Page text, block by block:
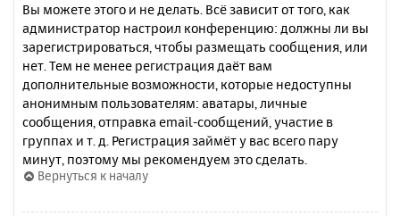
Вы можете этого и не делать. Всё зависит от того, как
администратор настроил конференцию: должны ли вы
зарегистрироваться, чтобы размещать сообщения, или
нет. Тем не менее регистрация даёт вам
дополнительные возможности, которые недоступны
анонимным пользователям: аватары, личные
сообщения, отправка email-сообщений, участие в
группах и т. д. Регистрация займёт у вас всего пару
минут, поэтому мы рекомендуем это сделать.
Вернуться к началу